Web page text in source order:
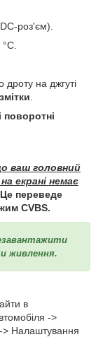
роз'єм).
дроту на джгуті
поворотні
ваш головний
екрані немає
переведе
CVBS.
живлення.
в
->
> Налаштування